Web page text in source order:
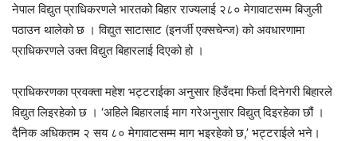
नेपाल विद्युत प्राधिकरणले भारतको बिहार राज्यलाई २८० मेगावाटसम्म बिजुली
पठाउन थालेको छ । विद्युत साटासाट (इनर्जी एक्सचेन्ज) को अवधारणामा
प्राधिकरणले उक्त विद्युत बिहारलाई दिएको हो ।
प्राधिकरणका प्रवक्ता महेश भट्टराईका अनुसार हिउँदमा फिर्ता दिनेगरी बिहारले
विद्युत लिइरहेको छ । ‘अहिले बिहारलाई माग गरेअनुसार विद्युत् दिइरहेका छौं ।
दैनिक अधिकतम २ सय ८० मेगावाटसम्म माग भइरहेको छ,’ भट्टराईले भने।